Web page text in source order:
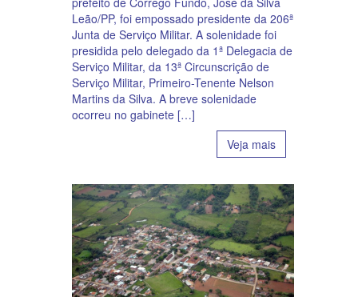
Leão/PP, foi empossado presidente da 206ª
Junta de Serviço Militar. A solenidade foi
presidida pelo delegado da 1ª Delegacia de
Serviço Militar, da 13ª Circunscrição de
Serviço Militar, Primeiro-Tenente Nelson
Martins da Silva. A breve solenidade
ocorreu no gabinete […]
Veja mais